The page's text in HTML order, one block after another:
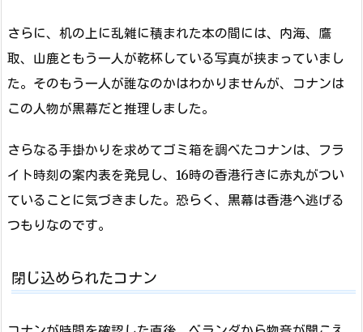
さらに、机の上に乱雑に積まれた本の間には、内海、鷹
取、山鹿ともう一人が乾杯している写真が挟まっていまし
た。そのもう一人が誰なのかはわかりませんが、コナンは
この人物が黒幕だと推理しました。
さらなる手掛かりを求めてゴミ箱を調べたコナンは、フラ
イト時刻の案内表を発見し、16時の香港行きに赤丸がつい
ていることに気づきました。恐らく、黒幕は香港へ逃げる
つもりなのです。
閉じ込められたコナン